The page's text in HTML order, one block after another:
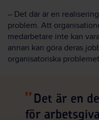
– Det där är en
problem. Att
medarbetare inte kan
annan kan göra deras
organisatoriska
Det är en
för